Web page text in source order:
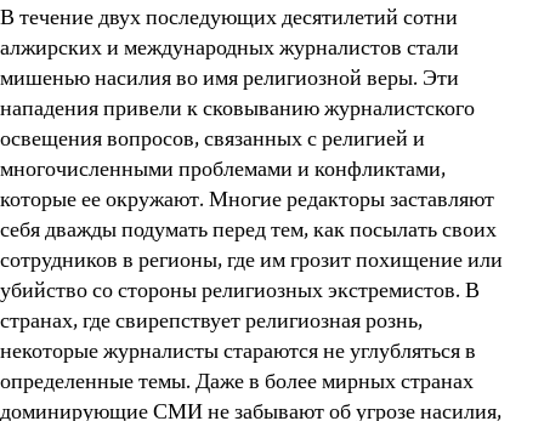
В течение двух последующих десятилетий сотни
алжирских и международных журналистов стали
мишенью насилия во имя религиозной веры. Эти
нападения привели к сковыванию журналистского
освещения вопросов, связанных с религией и
многочисленными проблемами и конфликтами,
которые ее окружают. Многие редакторы заставляют
себя дважды подумать перед тем, как посылать своих
сотрудников в регионы, где им грозит похищение или
убийство со стороны религиозных экстремистов. В
странах, где свирепствует религиозная рознь,
некоторые журналисты стараются не углубляться в
определенные темы. Даже в более мирных странах